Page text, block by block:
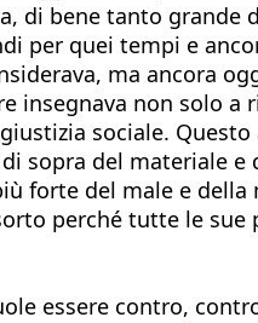
di bene tanto
per quei tempi e
ma ancora
insegnava non solo
sociale.
sopra del materiale
forte del male e
perché tutte le
essere contro,